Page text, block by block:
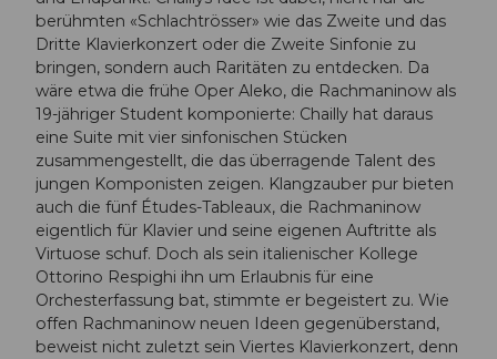
berühmten «Schlachtrösser» wie das Zweite und das
Dritte Klavierkonzert oder die Zweite Sinfonie zu
bringen, sondern auch Raritäten zu entdecken. Da
wäre etwa die frühe Oper Aleko, die Rachmaninow als
19-jähriger Student komponierte: Chailly hat daraus
eine Suite mit vier sinfonischen Stücken
zusammengestellt, die das überragende Talent des
jungen Komponisten zeigen. Klangzauber pur bieten
auch die fünf Études-Tableaux, die Rachmaninow
eigentlich für Klavier und seine eigenen Auftritte als
Virtuose schuf. Doch als sein italienischer Kollege
Ottorino Respighi ihn um Erlaubnis für eine
Orchesterfassung bat, stimmte er begeistert zu. Wie
offen Rachmaninow neuen Ideen gegenüberstand,
beweist nicht zuletzt sein Viertes Klavierkonzert, denn